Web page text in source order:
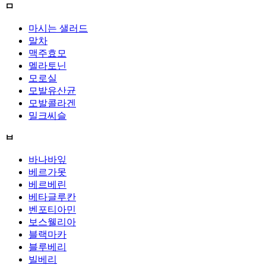
ㅁ
마시는 샐러드
말차
맥주효모
멜라토닌
모로실
모발유산균
모발콜라겐
밀크씨슬
ㅂ
바나바잎
베르가못
베르베린
베타글루칸
벤포티아민
보스웰리아
블랙마카
블루베리
빌베리